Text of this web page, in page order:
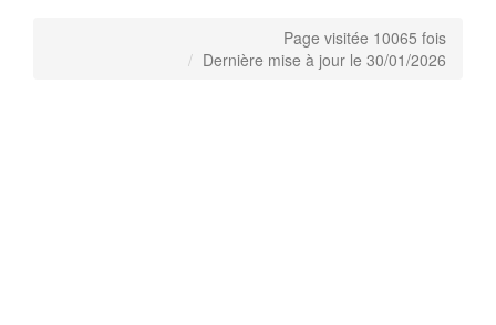
Page visitée 10065 fois
Dernière mise à jour le 30/01/2026